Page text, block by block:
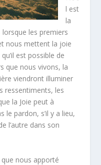
l est
la
les premiers
nous mettent la joie
est possible de
que nous vivons, la
viendront illuminer
ressentiments, les
la Joie peut à
pardon, s’il y a lieu,
l’autre dans son
que nous apporté